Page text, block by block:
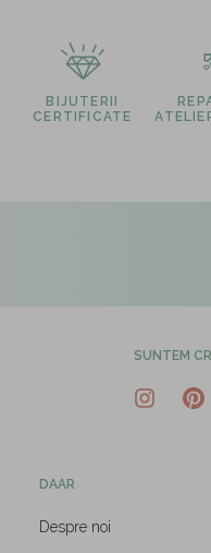
BIJUTERII
CERTIFICATE
SUNTEM
DAAR
Despre noi